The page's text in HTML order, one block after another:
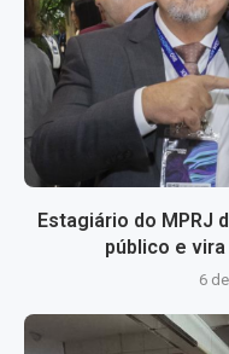
Estagiário do MPRJ
público e
6